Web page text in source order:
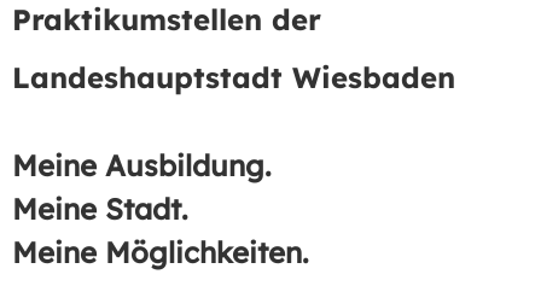
Praktikumstellen der
Landeshauptstadt Wiesbaden
Meine Ausbildung.
Meine Stadt.
Meine Möglichkeiten.